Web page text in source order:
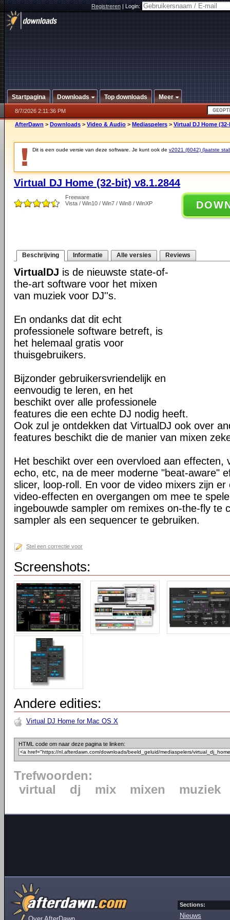
Registreren|Login:
Startpagina Downloads Top downloads Meer
8/7/2026 2:11:36 PM
AfterDawn > Downloads > Video & Audio > Mediaspelers > Virtual DJ Home
Dit is een oude versie van deze software. Je kunt ook de v2021 (6042) (laatste
Virtual DJ Home (32-bit) v8.1.2844
Freeware
Vista / Win10 / Win7 / Win8 / WinXP
Beschrijving Informatie Alle versies Reviews
VirtualDJ is de nieuwste state-of-
the-art software voor het mixen
van muziek voor DJ''s.
En ondanks dat dit echt
professionele software betreft, is
het helemaal gratis voor
thuisgebruikers.
Bijzonder gebruikersvriendelijk en
eenvoudig te leren, en het
beschikt over alle professionele
features die een echte DJ nodig heeft.
Ook zul je ontdekken dat VirtualDJ ook over
features beschikt die de manier van mixen
Het beschikt over een overvloed aan effecten,
echo, etc, na de meer moderne "beat-aware"
slicer, loop-roll. En voor de video mixers zijn er
video-effecten en overgangen om mee te
ingebouwde sampler om remixes on-the-fly te
sampler als een sequencer te gebruiken.
Stel een correctie voor
Screenshots:
Andere edities:
Virtual DJ Home for Mac OS X
HTML code om naar deze pagina te linken:
Trefwoorden:
virtual
dj mix mixen muziek
Sections:
Nieuws